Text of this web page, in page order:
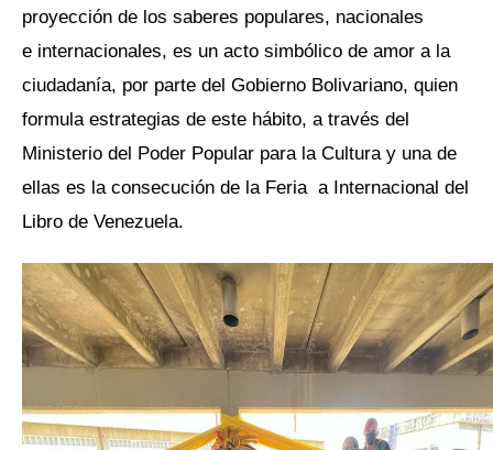
proyección de los saberes populares, nacionales
e internacionales, es un acto simbólico de amor a la
ciudadanía, por parte del Gobierno Bolivariano, quien
formula estrategias de este hábito, a través del
Ministerio del Poder Popular para la Cultura y una de
ellas es la consecución de la Feria a Internacional del
Libro de Venezuela.